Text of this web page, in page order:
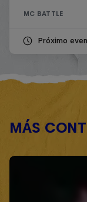
MC BATTLE
Próximo
MÁS